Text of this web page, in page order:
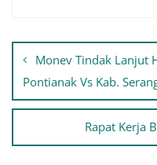
Navigasi
pos
Monev Tindak Lanjut
Pontianak Vs Kab.
Rapat Kerja